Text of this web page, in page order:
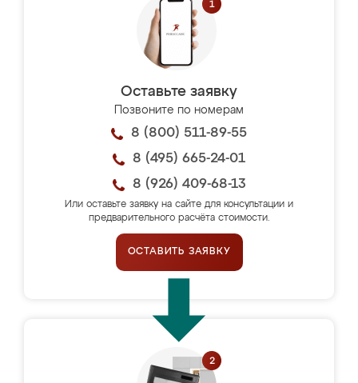
Оставьте заявку
Позвоните по номерам
8 (800) 511-89-55
8 (495) 665-24-01
8 (926) 409-68-13
Или оставьте заявку на сайте для консультации и
предварительного расчёта стоимости.
ОСТАВИТЬ ЗАЯВКУ